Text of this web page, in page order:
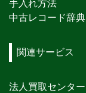
手入れ方法
中古レコード辞典
関連サービス
法人買取センター